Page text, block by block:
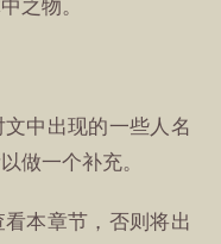
之物。
中出现的一些人名
做一个补充。
本章节，否则将出